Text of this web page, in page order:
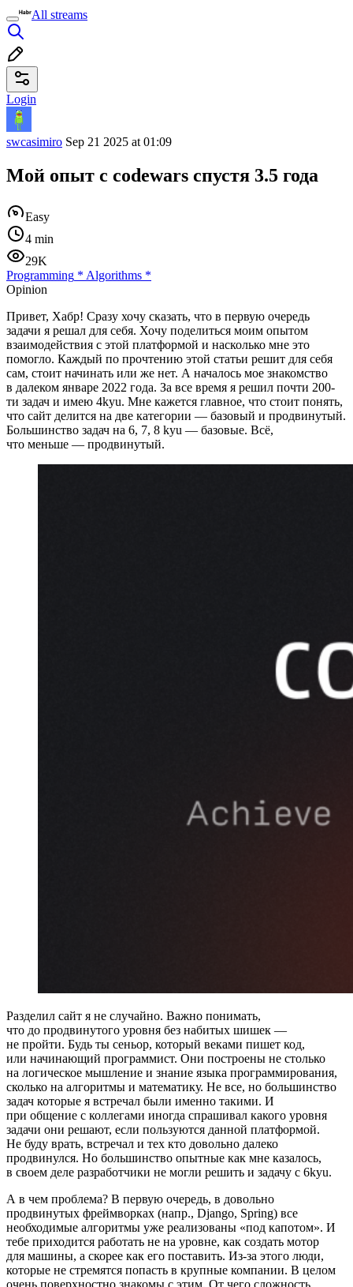
All streams
Login
swcasimiro Sep 21 2025 at 01:09
Мой опыт с codewars спустя 3.5 года
Easy
4 min
29K
Programming * Algorithms *
Opinion
Привет, Хабр! Сразу хочу сказать, что в первую очередь
задачи я решал для себя. Хочу поделиться моим опытом
взаимодействия с этой платформой и насколько мне это
помогло. Каждый по прочтению этой статьи решит для себя
сам, стоит начинать или же нет. А началось мое знакомство
в далеком январе 2022 года. За все время я решил почти 200-
ти задач и имею 4kyu. Мне кажется главное, что стоит понять,
что сайт делится на две категории — базовый и продвинутый.
Большинство задач на 6, 7, 8 kyu — базовые. Всё,
что меньше — продвинутый.
Разделил сайт я не случайно. Важно понимать,
что до продвинутого уровня без набитых шишек —
не пройти. Будь ты сеньор, который веками пишет код,
или начинающий программист. Они построены не столько
на логическое мышление и знание языка программирования,
сколько на алгоритмы и математику. Не все, но большинство
задач которые я встречал были именно такими. И
при общение с коллегами иногда спрашивал какого уровня
задачи они решают, если пользуются данной платформой.
Не буду врать, встречал и тех кто довольно далеко
продвинулся. Но большинство опытные как мне казалось,
в своем деле разработчики не могли решить и задачу с 6kyu.
А в чем проблема? В первую очередь, в довольно
продвинутых фреймворках (напр., Django, Spring) все
необходимые алгоритмы уже реализованы «под капотом». И
тебе приходится работать не на уровне, как создать мотор
для машины, а скорее как его поставить. Из‑за этого люди,
которые не стремятся попасть в крупные компании. В целом
очень поверхностно знакомы с этим. От чего сложность